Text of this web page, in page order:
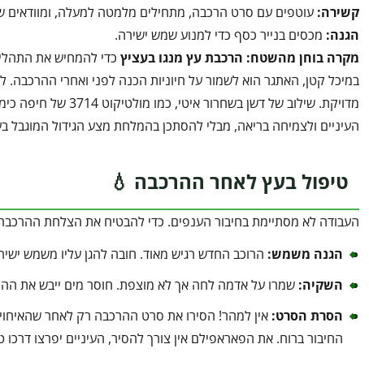
קשירה: עוטפים עם סרט הרכבה, מתחילים מלמטה למעלה, ומוודאים
הגנה: מכסים בנייר כסף כדי למנוע שמש ישירה.
מקרה בוחן מהשטח: הרכבת עץ מנגו בעציץ
במיכל קטן, האתגר הוא לשמור על חיוניות הכנה לפני ואחרי
מדויקת. שילוב של
העיניים ולצמיחה בריאה, מבלי להסתכן בהמלחת מצע הגידול המוגבל
טיפול בעץ לאחר ההרכבה 💧
העבודה לא מסתיימת בחיבור הענפים. כדי להבטיח את הצלחת
הגנה משמש: הרוכב החדש רגיש מאוד. חובה להגן עליו משמש
השקיה: שמרו על אדמה לחה אך לא מוצפת. חוסר מים ייבש את
הסרת הסרט: אין למהר! הסירו את סרט ההרכבה רק לאחר
החיבור ברוח. את הפאראפילם אין צורך להסיר, העיניים יפרצו דרכו